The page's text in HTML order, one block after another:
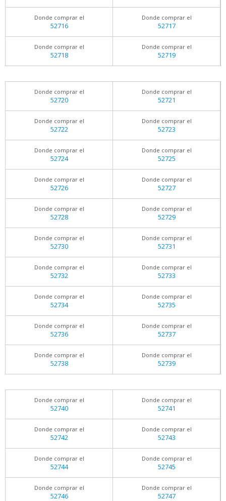
Donde comprar el
52716
Donde comprar el
52717
Donde comprar el
52718
Donde comprar el
52719
Donde comprar el
52720
Donde comprar el
52721
Donde comprar el
52722
Donde comprar el
52723
Donde comprar el
52724
Donde comprar el
52725
Donde comprar el
52726
Donde comprar el
52727
Donde comprar el
52728
Donde comprar el
52729
Donde comprar el
52730
Donde comprar el
52731
Donde comprar el
52732
Donde comprar el
52733
Donde comprar el
52734
Donde comprar el
52735
Donde comprar el
52736
Donde comprar el
52737
Donde comprar el
52738
Donde comprar el
52739
Donde comprar el
52740
Donde comprar el
52741
Donde comprar el
52742
Donde comprar el
52743
Donde comprar el
52744
Donde comprar el
52745
Donde comprar el
52746
Donde comprar el
52747